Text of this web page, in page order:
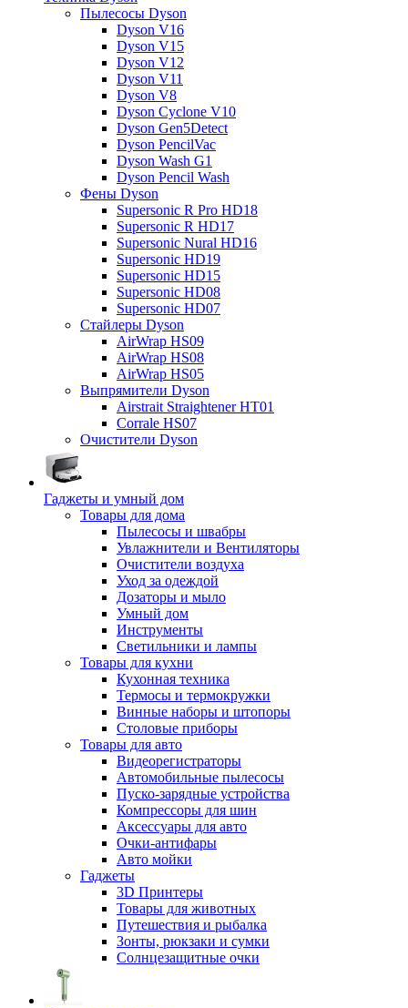
Пылесосы Dyson
Dyson V16
Dyson V15
Dyson V12
Dyson V11
Dyson V8
Dyson Cyclone V10
Dyson Gen5Detect
Dyson PencilVac
Dyson Wash G1
Dyson Pencil Wash
Фены Dyson
Supersonic R Pro HD18
Supersonic R HD17
Supersonic Nural HD16
Supersonic HD19
Supersonic HD15
Supersonic HD08
Supersonic HD07
Стайлеры Dyson
AirWrap HS09
AirWrap HS08
AirWrap HS05
Выпрямители Dyson
Airstrait Straightener HT01
Corrale HS07
Очистители Dyson
Гаджеты и умный дом
Товары для дома
Пылесосы и швабры
Увлажнители и Вентиляторы
Очистители воздуха
Уход за одеждой
Дозаторы и мыло
Умный дом
Инструменты
Светильники и лампы
Товары для кухни
Кухонная техника
Термосы и термокружки
Винные наборы и штопоры
Столовые приборы
Товары для авто
Видеорегистраторы
Автомобильные пылесосы
Пуско-зарядные устройства
Компрессоры для шин
Аксессуары для авто
Очки-антифары
Авто мойки
Гаджеты
3D Принтеры
Товары для животных
Путешествия и рыбалка
Зонты, рюкзаки и сумки
Солнцезащитные очки